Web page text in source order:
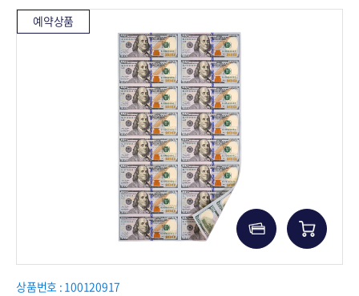
예약상품
상품번호 : 100120917